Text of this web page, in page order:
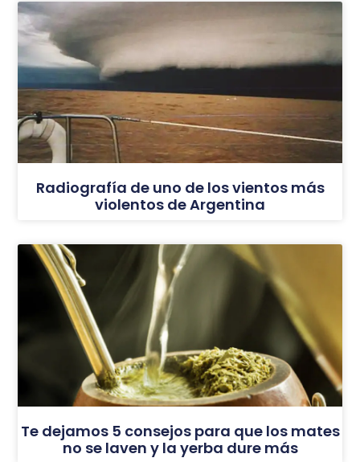
Radiografía de uno de los vientos más
violentos de Argentina
Te dejamos 5 consejos para que los mates
no se laven y la yerba dure más